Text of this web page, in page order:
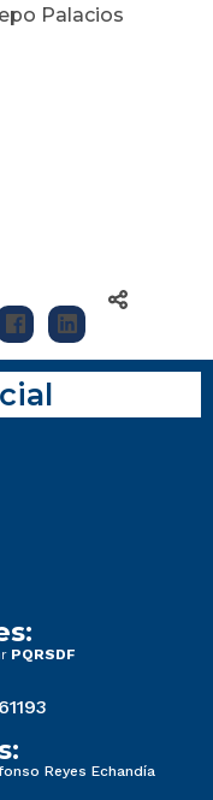
Palacios
PQRSDF
61193
Reyes Echandía